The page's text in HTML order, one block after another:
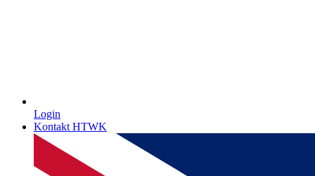
Login
Kontakt HTWK